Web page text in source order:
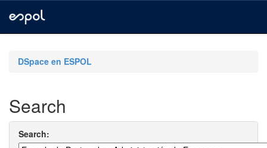
navigationDSpace en ESPOL
Search
Search: